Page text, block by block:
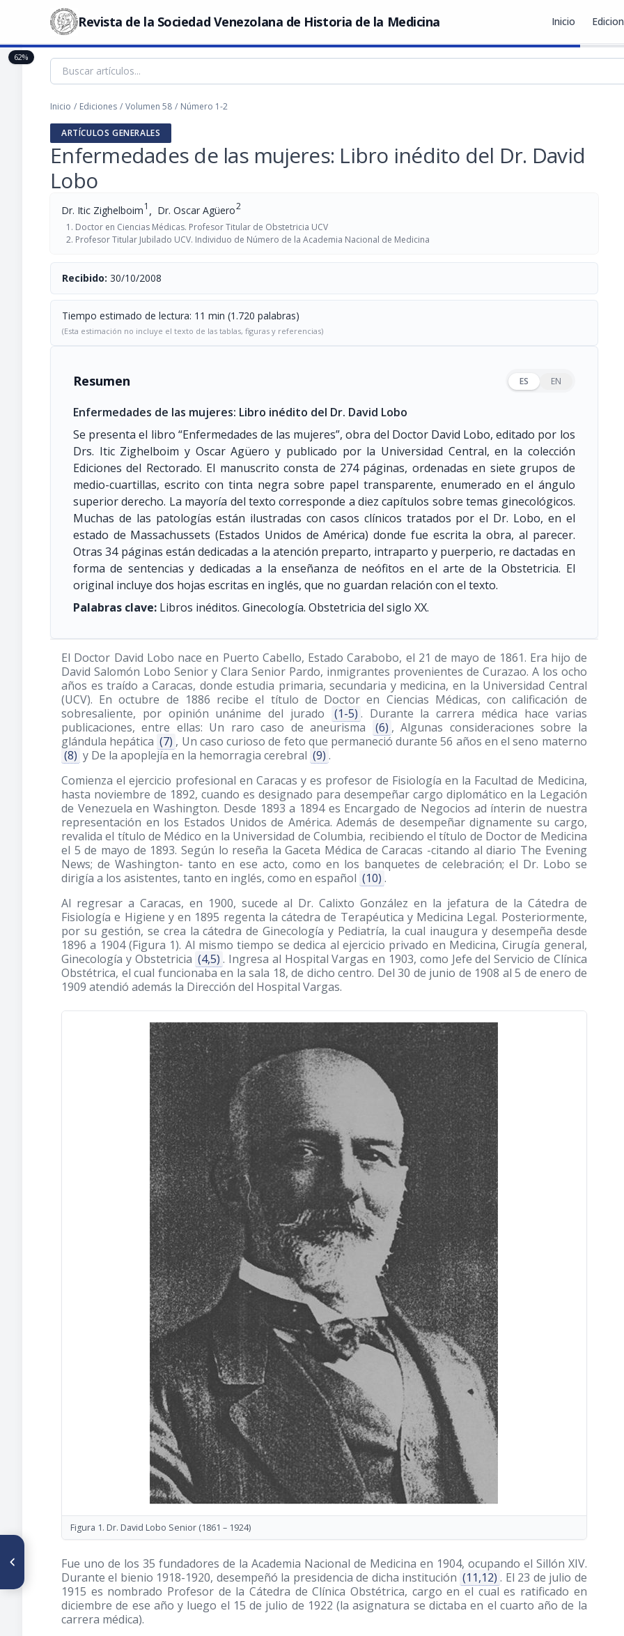
Revista de la Sociedad Venezolana de Historia de la Medicina Inicio
Inicio / Ediciones / Volumen 58 / Número 1-2
ARTÍCULOS GENERALES
Enfermedades de las mujeres: Libro inédito del Dr. David
Lobo
Dr. Itic Zighelboim1 , Dr. Oscar Agüero2
Doctor en Ciencias Médicas. Profesor Titular de Obstetricia UCV
Profesor Titular Jubilado UCV. Individuo de Número de la Academia Nacional de Medicina
Recibido: 30/10/2008
Tiempo estimado de lectura: 11 min (1.720 palabras)
(Esta estimación no incluye el texto de las tablas, figuras y referencias)
Resumen ES EN
Enfermedades de las mujeres: Libro inédito del Dr. David Lobo
Se presenta el libro “Enfermedades de las mujeres”, obra del Doctor David Lobo, editado por los
Drs. Itic Zighelboim y Oscar Agüero y publicado por la Universidad Central, en la colección
Ediciones del Rectorado. El manuscrito consta de 274 páginas, ordenadas en siete grupos de
medio-cuartillas, escrito con tinta negra sobre papel transparente, enumerado en el ángulo
superior derecho. La mayoría del texto corresponde a diez capítulos sobre temas ginecológicos.
Muchas de las patologías están ilustradas con casos clínicos tratados por el Dr. Lobo, en el
estado de Massachussets (Estados Unidos de América) donde fue escrita la obra, al parecer.
Otras 34 páginas están dedicadas a la atención preparto, intraparto y puerperio, re dactadas en
forma de sentencias y dedicadas a la enseñanza de neófitos en el arte de la Obstetricia. El
original incluye dos hojas escritas en inglés, que no guardan relación con el texto.
Palabras clave: Libros inéditos. Ginecología. Obstetricia del siglo XX.
El Doctor David Lobo nace en Puerto Cabello, Estado Carabobo, el 21 de mayo de 1861. Era hijo de
David Salomón Lobo Senior y Clara Senior Pardo, inmigrantes provenientes de Curazao. A los ocho
años es traído a Caracas, donde estudia primaria, secundaria y medicina, en la Universidad Central
(UCV). En octubre de 1886 recibe el título de Doctor en Ciencias Médicas, con calificación de
sobresaliente, por opinión unánime del jurado
(1-5) . Durante la carrera médica hace varias
publicaciones, entre ellas: Un raro caso de aneurisma
(6) , Algunas consideraciones sobre la
glándula hepática (7) , Un caso curioso de feto que permaneció durante 56 años en el seno materno
(8) y De la apoplejía en la hemorragia cerebral (9) .
Comienza el ejercicio profesional en Caracas y es profesor de Fisiología en la Facultad de Medicina,
hasta noviembre de 1892, cuando es designado para desempeñar cargo diplomático en la Legación
de Venezuela en Washington. Desde 1893 a 1894 es Encargado de Negocios ad ínterin de nuestra
representación en los Estados Unidos de América. Además de desempeñar dignamente su cargo,
revalida el título de Médico en la Universidad de Columbia, recibiendo el título de Doctor de Medicina
el 5 de mayo de 1893. Según lo reseña la Gaceta Médica de Caracas -citando al diario The Evening
News; de Washington- tanto en ese acto, como en los banquetes de celebración; el Dr. Lobo se
dirigía a los asistentes, tanto en inglés, como en español (10) .
Al regresar a Caracas, en 1900, sucede al Dr. Calixto González en la jefatura de la Cátedra de
Fisiología e Higiene y en 1895 regenta la cátedra de Terapéutica y Medicina Legal. Posteriormente,
por su gestión, se crea la cátedra de Ginecología y Pediatría, la cual inaugura y desempeña desde
1896 a 1904 (Figura 1). Al mismo tiempo se dedica al ejercicio privado en Medicina, Cirugía general,
Ginecología y Obstetricia (4,5) . Ingresa al Hospital Vargas en 1903, como Jefe del Servicio de Clínica
Obstétrica, el cual funcionaba en la sala 18, de dicho centro. Del 30 de junio de 1908 al 5 de enero de
1909 atendió además la Dirección del Hospital Vargas.
Figura 1. Dr. David Lobo Senior (1861 – 1924)
Fue uno de los 35 fundadores de la Academia Nacional de Medicina en 1904, ocupando el Sillón XIV.
Durante el bienio 1918-1920, desempeñó la presidencia de dicha institución (11,12) . El 23 de julio de
1915 es nombrado Profesor de la Cátedra de Clínica Obstétrica, cargo en el cual es ratificado en
diciembre de ese año y luego el 15 de julio de 1922 (la asignatura se dictaba en el cuarto año de la
carrera médica).
62%
De Caracas al Guárico: origen
y vinculaciones de una familia
colonial